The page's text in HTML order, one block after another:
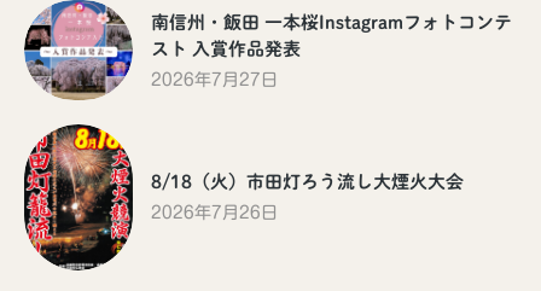
南信州・飯田 一本桜Instagramフォトコンテ
スト 入賞作品発表
2026年7月27日
8/18（火）市田灯ろう流し大煙火大会
2026年7月26日